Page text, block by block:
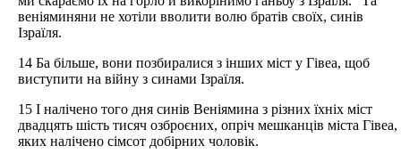
веніяминяни не хотіли вволити волю братів своїх, синів
Ізраїля.
14 Ба більше, вони позбиралися з інших міст у Гівеа, щоб
виступити на війну з синами Ізраїля.
15 І налічено того дня синів Веніямина з різних їхніх міст
двадцять шість тисяч озброєних, опріч мешканців міста Гівеа,
яких налічено сімсот добірних чоловік.